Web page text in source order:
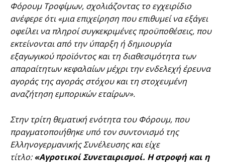
Φόρουμ Τροφίμων, σχολιάζοντας το εγχειρίδιο
ανέφερε ότι «μια επιχείρηση που επιθυμεί να εξάγει
οφείλει να πληροί συγκεκριμένες προϋποθέσεις, που
εκτείνονται από την ύπαρξη ή δημιουργία
εξαγωγικού προϊόντος και τη διαθεσιμότητα των
απαραίτητων κεφαλαίων μέχρι την ενδελεχή έρευνα
αγοράς της αγοράς στόχου και τη στοχευμένη
αναζήτηση εμπορικών εταίρων».
Στην τρίτη θεματική ενότητα του Φόρουμ, που
πραγματοποιήθηκε υπό τον συντονισμό της
Ελληνογερμανικής Συνέλευσης και είχε
τίτλο:«Αγροτικοί Συνεταιρισμοί. Η στροφή και η